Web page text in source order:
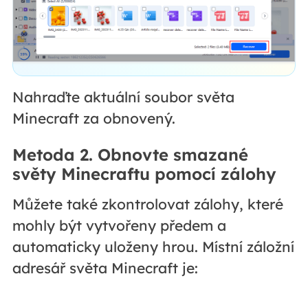
Nahraďte aktuální soubor světa
Minecraft za obnovený.
Metoda 2. Obnovte smazané
světy Minecraftu pomocí zálohy
Můžete také zkontrolovat zálohy, které
mohly být vytvořeny předem a
automaticky uloženy hrou. Místní záložní
adresář světa Minecraft je: